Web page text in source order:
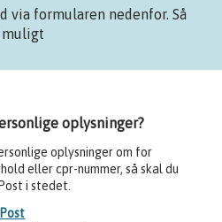
via formularen nedenfor. Så
muligt
oplysninger?
oplysninger om for
eller cpr-nummer, så skal du
i stedet.